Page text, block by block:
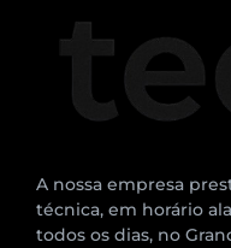
A nossa empresa
técnica, em horário
todos os dias, no